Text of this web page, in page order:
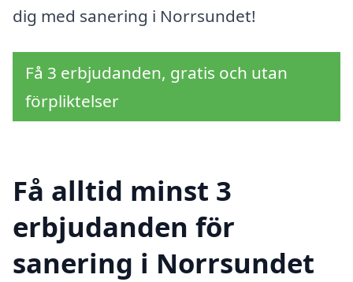
dig med sanering i Norrsundet!
Få 3 erbjudanden, gratis och utan
förpliktelser
Få alltid minst 3
erbjudanden för
sanering i Norrsundet